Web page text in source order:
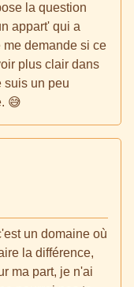
la question
appart' qui a
me demande si ce
plus clair dans
suis un peu
😅
un domaine où
la différence,
ma part, je n'ai